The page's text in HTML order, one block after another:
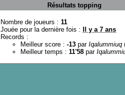
Résultats topping
Nombre de joueurs : 11
Jouée pour la dernière fois :
Il y a 7 ans
Records :
Meilleur score : -13 par Iqalummiuq
Meilleur temps : 11'58 par